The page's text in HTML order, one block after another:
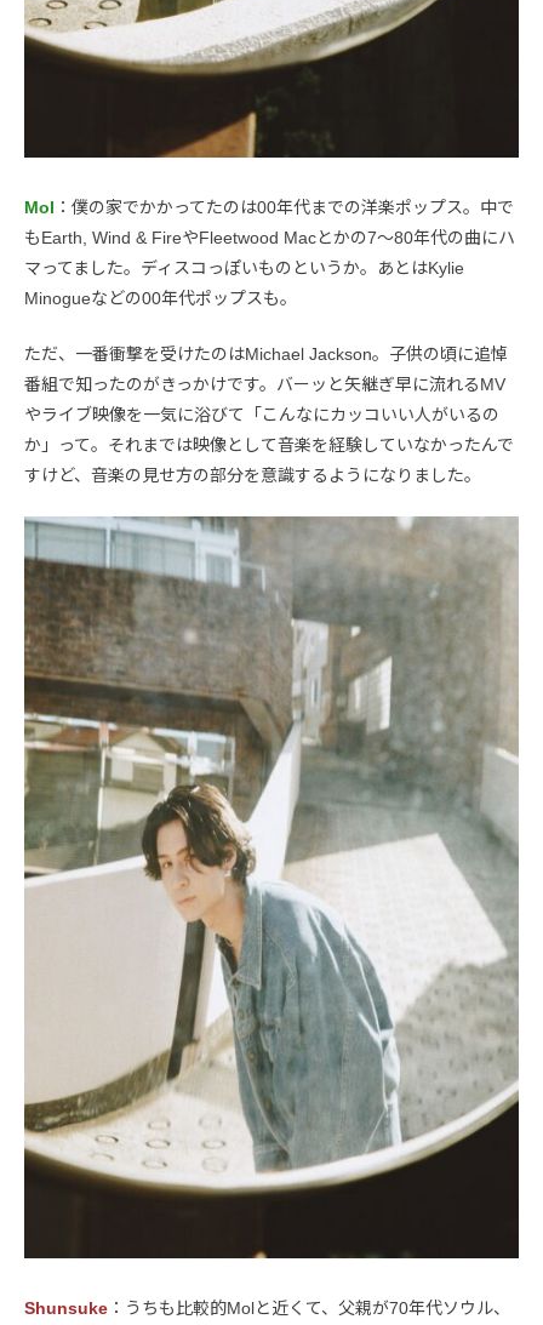
Mol ：僕の家でかかってたのは00年代までの洋楽ポップス。中で
もEarth, Wind & FireやFleetwood Macとかの7〜80年代の曲にハ
マってました。ディスコっぽいものというか。あとはKylie
Minogueなどの00年代ポップスも。
ただ、一番衝撃を受けたのはMichael Jackson。子供の頃に追悼
番組で知ったのがきっかけです。バーッと矢継ぎ早に流れるMV
やライブ映像を一気に浴びて「こんなにカッコいい人がいるの
か」って。それまでは映像として音楽を経験していなかったんで
すけど、音楽の見せ方の部分を意識するようになりました。
Shunsuke ：うちも比較的Molと近くて、父親が70年代ソウル、